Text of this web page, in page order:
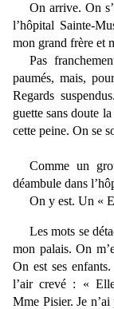
On arrive. On
l’hôpital Sainte-
mon grand frère et
Pas
paumés, mais,
Regards
guette sans doute
cette peine. On se
Comme un
déambule dans
On y est. Un «
Les mots se
mon palais. On
On est ses
l’air crevé : «
Mme Pisier. Je